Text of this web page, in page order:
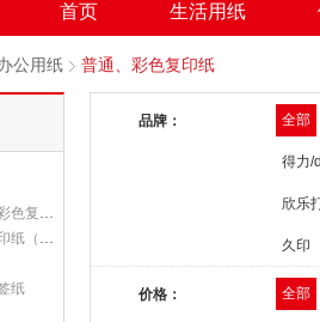
首页 生活用纸
公用纸 普通、彩色复印纸
普通、彩色复印纸
彩色复印纸（政采）
纸
品牌： 全部
得力/
欣乐
久印
价格： 全部